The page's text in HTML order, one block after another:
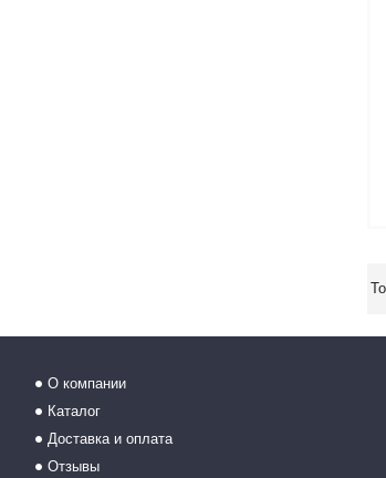
О компании
Каталог
Доставка и оплата
Отзывы